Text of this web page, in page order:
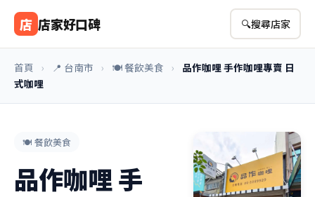
店 店家好口碑 🔍搜尋店家
首頁 › 📍 台南市 › 🍽️ 餐飲美食 ›
品作咖哩 手作咖哩專賣 日
式咖哩
🍽️ 餐飲美食
品作咖哩 手